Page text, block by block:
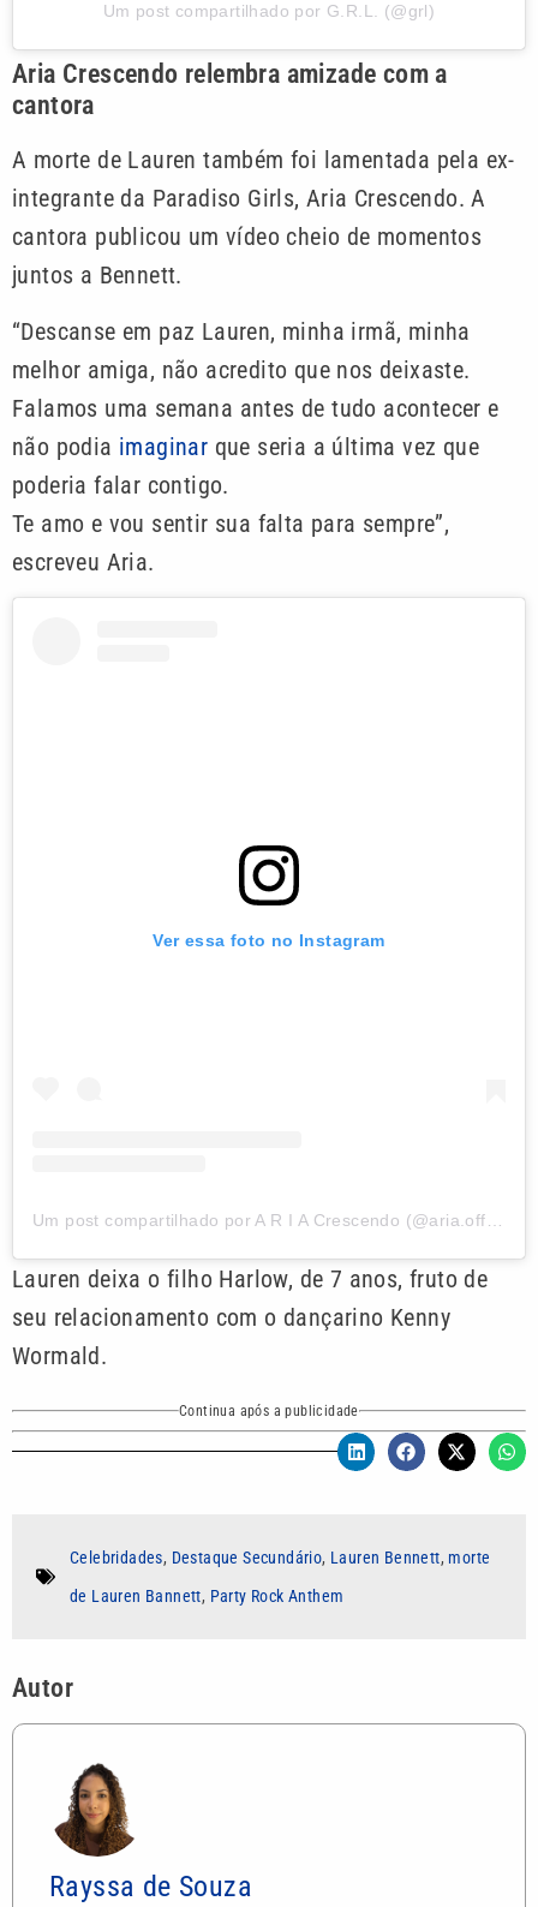
Um post compartilhado por G.R.L. (@grl)
Aria Crescendo relembra amizade com a
cantora
A morte de Lauren também foi lamentada pela ex-
integrante da Paradiso Girls, Aria Crescendo. A
cantora publicou um vídeo cheio de momentos
juntos a Bennett.
“Descanse em paz Lauren, minha irmã, minha
melhor amiga, não acredito que nos deixaste.
Falamos uma semana antes de tudo acontecer e
não podia imaginar que seria a última vez que
poderia falar contigo.
Te amo e vou sentir sua falta para sempre”,
escreveu Aria.
Ver essa foto no Instagram
Lauren deixa o filho Harlow, de 7 anos, fruto de
seu relacionamento com o dançarino Kenny
Wormald.
Continua após a publicidade
Celebridades, Destaque Secundário, Lauren Bennett, morte
de Lauren Bannett, Party Rock Anthem
Autor
Rayssa de Souza